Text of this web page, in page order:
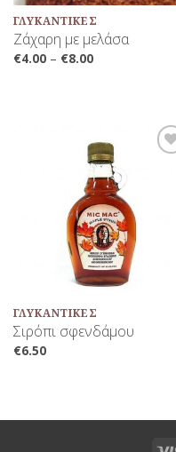
ΓΛΥΚΑΝΤΙΚΈΣ
Ζάχαρη με μελάσα
€4.00– €8.00
Αγαπημένων
ΓΛΥΚΑΝΤΙΚΈΣ
Σιρόπι σφενδάμου
€6.50